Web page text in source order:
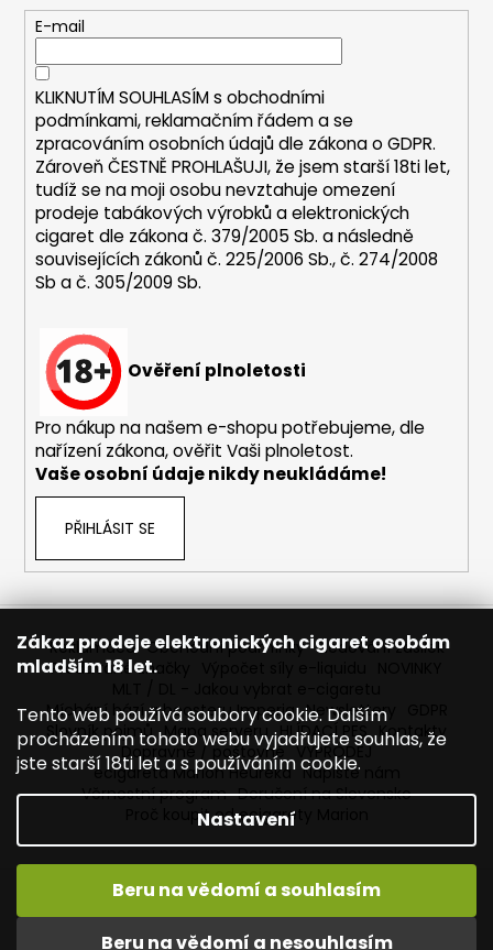
Zákaz prodeje elektronických cigaret osobám
mladším 18 let.
Tento web používá soubory cookie. Dalším
procházením tohoto webu vyjadřujete souhlas, že
jste starší 18ti let a s používáním cookie.
Nastavení
Beru na vědomí a nesouhlasím
Beru na vědomí a souhlasím
E-mail
KLIKNUTÍM SOUHLASÍM s obchodními
podmínkami,reklamačním řádem a se
zpracováním osobních údajů dle zákona oGDPR.
Zároveň ČESTNĚ PROHLAŠUJI, že jsem starší 18ti let,
tudíž se na moji osobu nevztahuje omezení
prodeje tabákových výrobků a elektronických
cigaret dle zákona č. 379/2005 Sb. a následně
souvisejících zákonů č. 225/2006 Sb., č. 274/2008
Sb a č. 305/2009 Sb.
Ověření plnoletosti
Pro nákup na našem e-shopu potřebujeme, dle
nařízení zákona, ověřit Vaši plnoletost.
Vaše osobní údaje nikdy neukládáme!
PŘIHLÁSIT SE
Reklamace Obchodní podmínky Sledování zásilek
Prodávané značky
Míchání bází a boosteru Imperia Newslettery
Slovník pojmů Mapa serveru HLÍDACÍ PES Kontakty
Dopravné / poštovné VÝPRODEJ
ecigareta Marion Heureka Napište nám
Věrnostní program Doručení na Slovensko
Proč koupit od ecigarety Marion
Vytvořil Shoptet
Copyright 2026Ecigareta Marion. Všechna práva
vyhrazena.Upravit nastavení cookies